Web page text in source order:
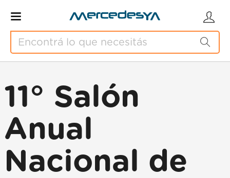
11° Salón
Anual
Nacional de